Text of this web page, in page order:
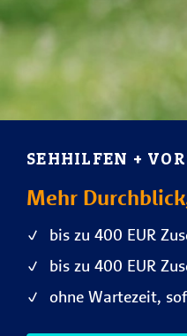
SEHHILFEN +
Mehr
bis zu 400 EUR
bis zu 400 EUR
ohne Wartezeit,